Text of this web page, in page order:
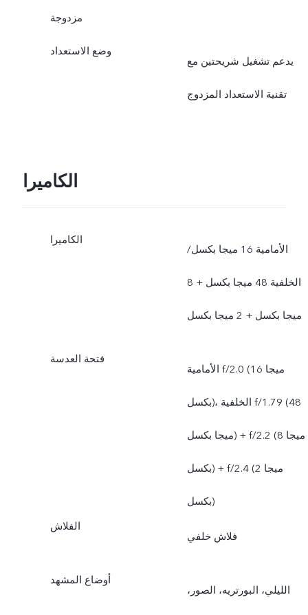
مزدوجة
وضع الاستعداد
يدعم تشغيل شريحتين مع
تقنية الاستعداد المزدوج
الكاميرا
الكاميرا
الأمامية 16 ميجا بكسل/
الخلفية 48 ميجا بكسل + 8
ميجا بكسل + 2 ميجا بكسل
فتحة العدسة
الأمامية f/2.0 (16 ميجا
بكسل)، الخلفية f/1.79 (48
ميجا بكسل) + f/2.2 (8 ميجا
بكسل) + f/2.4 (2 ميجا
بكسل)
الفلاش
فلاش خلفي
أوضاع المشهد
الليلي، البورتريه، الصور،